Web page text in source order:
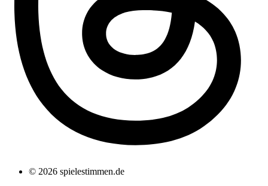
© 2026 spielestimmen.de